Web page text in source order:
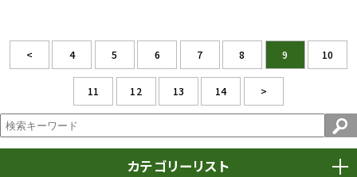
< 4 5 6 7 8 9 10
11 12 13 14 >
カテゴリーリスト